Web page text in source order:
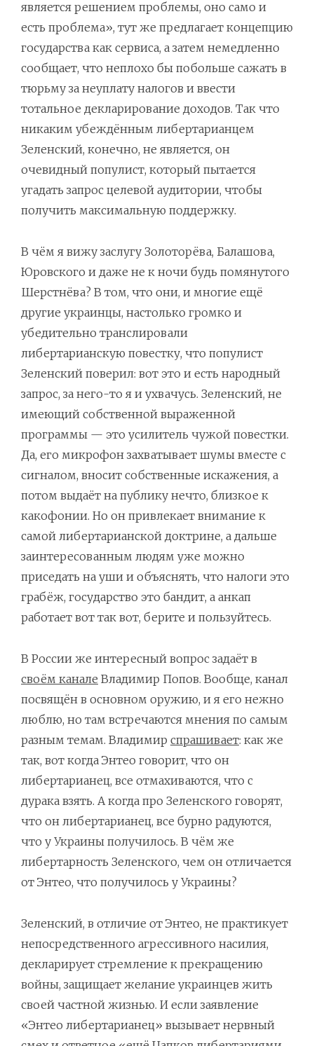
является решением проблемы, оно само и
есть проблема», тут же предлагает концепцию
государства как сервиса, а затем немедленно
сообщает, что неплохо бы побольше сажать в
тюрьму за неуплату налогов и ввести
тотальное декларирование доходов. Так что
никаким убеждённым либертарианцем
Зеленский, конечно, не является, он
очевидный популист, который пытается
угадать запрос целевой аудитории, чтобы
получить максимальную поддержку.
В чём я вижу заслугу Золоторёва, Балашова,
Юровского и даже не к ночи будь помянутого
Шерстнёва? В том, что они, и многие ещё
другие украинцы, настолько громко и
убедительно транслировали
либертарианскую повестку, что популист
Зеленский поверил: вот это и есть народный
запрос, за него-то я и ухвачусь. Зеленский, не
имеющий собственной выраженной
программы — это усилитель чужой повестки.
Да, его микрофон захватывает шумы вместе с
сигналом, вносит собственные искажения, а
потом выдаёт на публику нечто, близкое к
какофонии. Но он привлекает внимание к
самой либертарианской доктрине, а дальше
заинтересованным людям уже можно
приседать на уши и объяснять, что налоги это
грабёж, государство это бандит, а анкап
работает вот так вот, берите и пользуйтесь.
В России же интересный вопрос задаёт в
своём канале Владимир Попов. Вообще, канал
посвящён в основном оружию, и я его нежно
люблю, но там встречаются мнения по самым
разным темам. Владимир спрашивает: как же
так, вот когда Энтео говорит, что он
либертарианец, все отмахиваются, что с
дурака взять. А когда про Зеленского говорят,
что он либертарианец, все бурно радуются,
что у Украины получилось. В чём же
либертарность Зеленского, чем он отличается
от Энтео, что получилось у Украины?
Зеленский, в отличие от Энтео, не практикует
непосредственного агрессивного насилия,
декларирует стремление к прекращению
войны, защищает желание украинцев жить
своей частной жизнью. И если заявление
«Энтео либертарианец» вызывает нервный